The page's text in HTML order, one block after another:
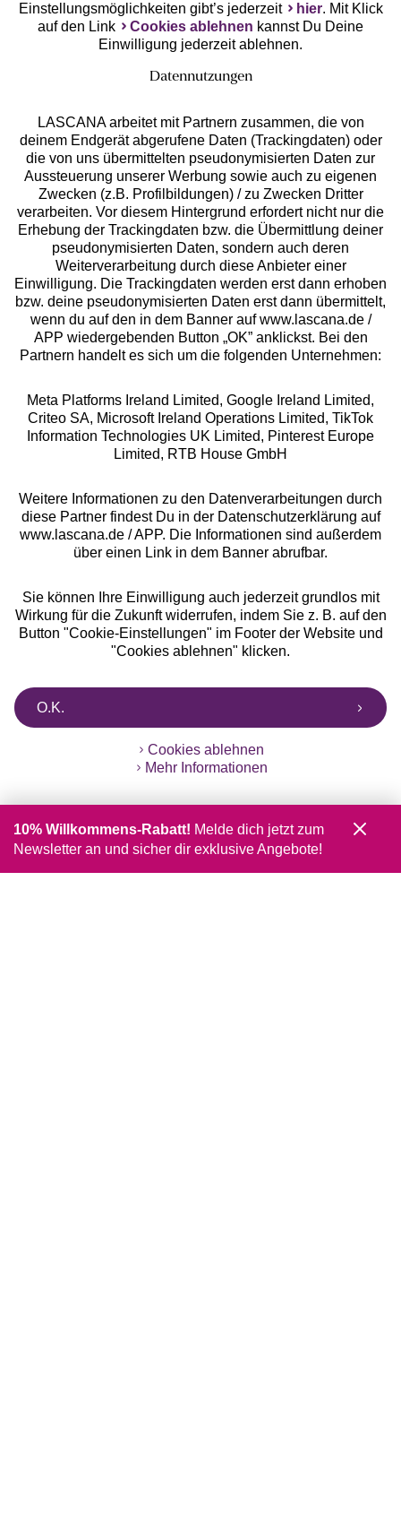
Services
Beratung
Über uns
Rechtliches
Alle Preise inkl. MwSt., zzgl.
Versandkosten
** Bonität vorausgesetzt, berechtigt zur Bonitätsprüfung
Einstellungsmöglichkeiten gibt’s jederzeit
hier. Mit Klick
auf den Link
Cookies ablehnen kannst Du Deine
Einwilligung jederzeit ablehnen.
Datennutzungen
LASCANA arbeitet mit Partnern zusammen, die von
deinem Endgerät abgerufene Daten (Trackingdaten) oder
die von uns übermittelten pseudonymisierten Daten zur
Aussteuerung unserer Werbung sowie auch zu eigenen
Zwecken (z.B. Profilbildungen) / zu Zwecken Dritter
verarbeiten. Vor diesem Hintergrund erfordert nicht nur die
Erhebung der Trackingdaten bzw. die Übermittlung deiner
pseudonymisierten Daten, sondern auch deren
Weiterverarbeitung durch diese Anbieter einer
Einwilligung. Die Trackingdaten werden erst dann erhoben
bzw. deine pseudonymisierten Daten erst dann übermittelt,
wenn du auf den in dem Banner auf www.lascana.de /
APP wiedergebenden Button „OK” anklickst. Bei den
Partnern handelt es sich um die folgenden Unternehmen:
Meta Platforms Ireland Limited, Google Ireland Limited,
Criteo SA, Microsoft Ireland Operations Limited, TikTok
Information Technologies UK Limited, Pinterest Europe
Limited, RTB House GmbH
Weitere Informationen zu den Datenverarbeitungen durch
diese Partner findest Du in der Datenschutzerklärung auf
www.lascana.de / APP. Die Informationen sind außerdem
über einen Link in dem Banner abrufbar.
Sie können Ihre Einwilligung auch jederzeit grundlos mit
Wirkung für die Zukunft widerrufen, indem Sie z. B. auf den
Button "Cookie-Einstellungen" im Footer der Website und
"Cookies ablehnen" klicken.
O.K.
Cookies ablehnen
Mehr Informationen
10% Willkommens-Rabatt! Melde dich jetzt zum
Newsletter an und sicher dir exklusive Angebote!